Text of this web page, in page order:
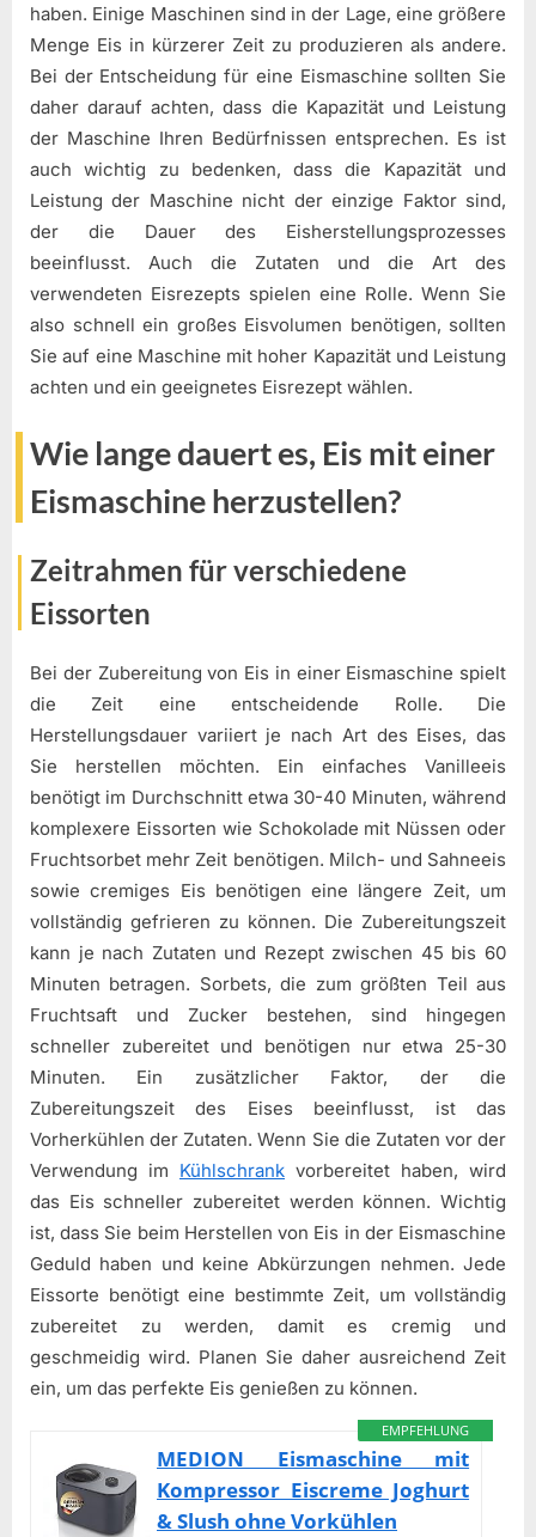
haben. Einige Maschinen sind in der Lage, eine größere
Menge Eis in kürzerer Zeit zu produzieren als andere.
Bei der Entscheidung für eine Eismaschine sollten Sie
daher darauf achten, dass die Kapazität und Leistung
der Maschine Ihren Bedürfnissen entsprechen. Es ist
auch wichtig zu bedenken, dass die Kapazität und
Leistung der Maschine nicht der einzige Faktor sind,
der die Dauer des Eisherstellungsprozesses
beeinflusst. Auch die Zutaten und die Art des
verwendeten Eisrezepts spielen eine Rolle. Wenn Sie
also schnell ein großes Eisvolumen benötigen, sollten
Sie auf eine Maschine mit hoher Kapazität und Leistung
achten und ein geeignetes Eisrezept wählen.
Wie lange dauert es, Eis mit einer
Eismaschine herzustellen?
Zeitrahmen für verschiedene
Eissorten
Bei der Zubereitung von Eis in einer Eismaschine spielt
die Zeit eine entscheidende Rolle. Die
Herstellungsdauer variiert je nach Art des Eises, das
Sie herstellen möchten. Ein einfaches Vanilleeis
benötigt im Durchschnitt etwa 30-40 Minuten, während
komplexere Eissorten wie Schokolade mit Nüssen oder
Fruchtsorbet mehr Zeit benötigen. Milch- und Sahneeis
sowie cremiges Eis benötigen eine längere Zeit, um
vollständig gefrieren zu können. Die Zubereitungszeit
kann je nach Zutaten und Rezept zwischen 45 bis 60
Minuten betragen. Sorbets, die zum größten Teil aus
Fruchtsaft und Zucker bestehen, sind hingegen
schneller zubereitet und benötigen nur etwa 25-30
Minuten. Ein zusätzlicher Faktor, der die
Zubereitungszeit des Eises beeinflusst, ist das
Vorherkühlen der Zutaten. Wenn Sie die Zutaten vor der
Verwendung im Kühlschrank vorbereitet haben, wird
das Eis schneller zubereitet werden können. Wichtig
ist, dass Sie beim Herstellen von Eis in der Eismaschine
Geduld haben und keine Abkürzungen nehmen. Jede
Eissorte benötigt eine bestimmte Zeit, um vollständig
zubereitet zu werden, damit es cremig und
geschmeidig wird. Planen Sie daher ausreichend Zeit
ein, um das perfekte Eis genießen zu können.
EMPFEHLUNG
MEDION Eismaschine mit
Kompressor Eiscreme Joghurt
& Slush ohne Vorkühlen